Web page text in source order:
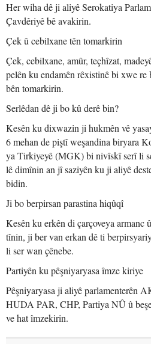
Her wiha dê ji aliyê Serokatiya
Çavdêriyê bê avakirin.
Çek û cebilxane tên tomarkirin
Çek, cebilxane, amûr, teçhîzat,
pelên ku endamên rêxistinê bi xwe
bên tomarkirin.
Serlêdan dê ji bo kû derê bin?
Kesên ku dixwazin ji hukmên vê
6 mehan de piştî weşandina biryara
ya Tirkiyeyê (MGK) bi nivîskî serî li
lê dimînin an jî saziyên ku ji aliyê
bidin.
Ji bo berpirsan parastina hiqûqî
Kesên ku erkên di çarçoveya armanc
tînin, ji ber van erkan dê ti
li ser wan çênebe.
Partiyên ku pêşniyaryasa îmze kiriye
Pêşniyaryasa ji aliyê parlamenterên
HUDA PAR, CHP, Partiya NÛ û
ve hat îmzekirin.